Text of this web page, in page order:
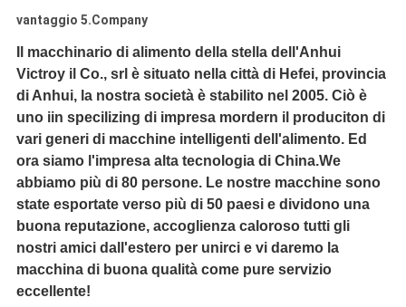
vantaggio 5.Company
Il macchinario di alimento della stella dell'Anhui
Victroy il Co., srl è situato nella città di Hefei, provincia
di Anhui, la nostra società è stabilito nel 2005. Ciò è
uno iin specilizing di impresa mordern il produciton di
vari generi di macchine intelligenti dell'alimento. Ed
ora siamo l'impresa alta tecnologia di China.We
abbiamo più di 80 persone. Le nostre macchine sono
state esportate verso più di 50 paesi e dividono una
buona reputazione, accoglienza caloroso tutti gli
nostri amici dall'estero per unirci e vi daremo la
macchina di buona qualità come pure servizio
eccellente!